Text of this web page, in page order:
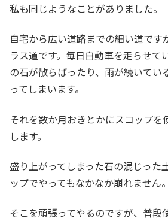
私も同じようなことがありました。
自宅から広い道路までの細い道です
ラス道です。毎日自動車を走らせて
の石が散らばったり、雨が続いてい
ってしまいます。
それを数か月おきとかにスコップを
します。
盛り上がってしまった石の混じった
ップでやってもなかなか崩れません。
そこを頑張ってやるのですが、普段